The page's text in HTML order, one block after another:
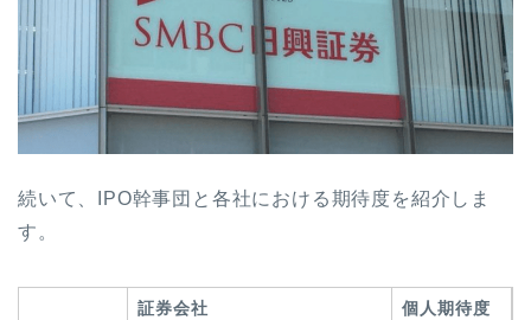
続いて、IPO幹事団と各社における期待度を紹介しま
す。
証券会社 個人期待度